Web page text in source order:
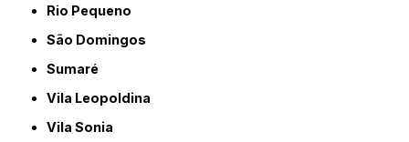
Rio Pequeno
São Domingos
Sumaré
Vila Leopoldina
Vila Sonia